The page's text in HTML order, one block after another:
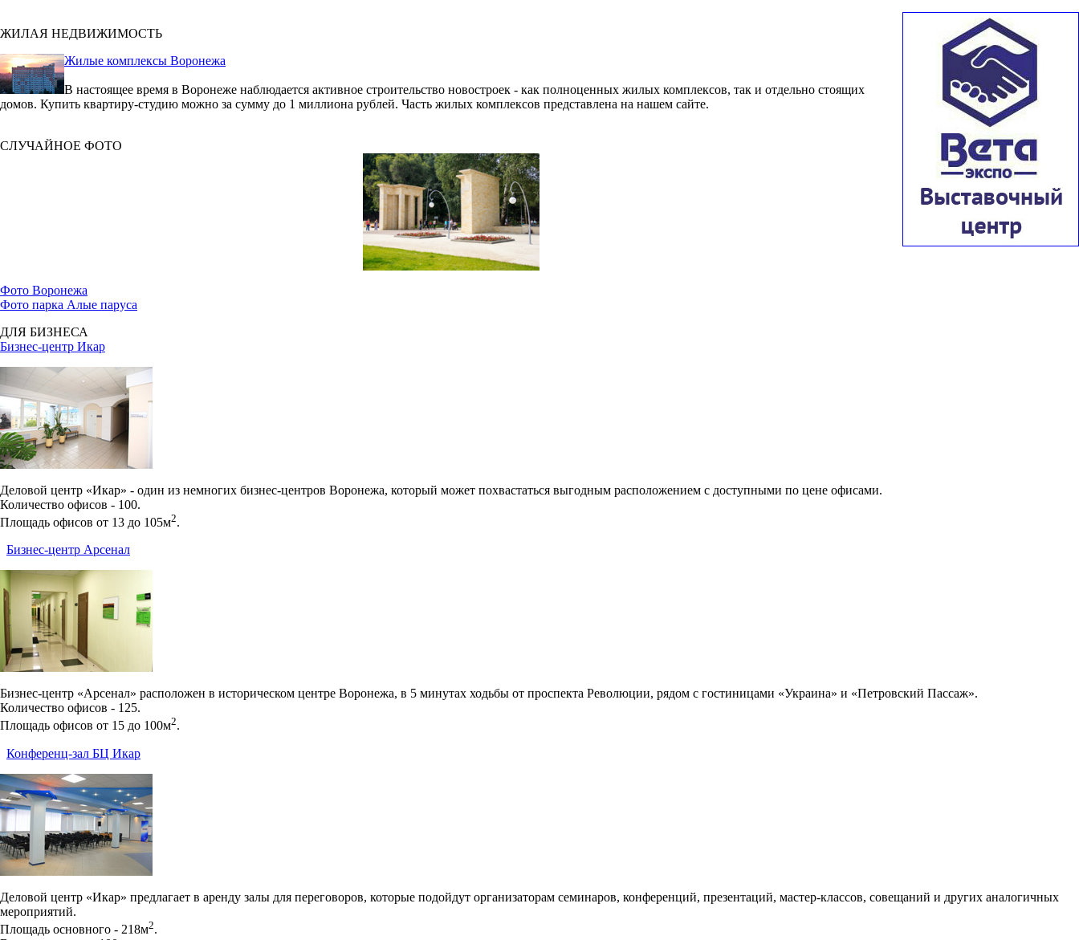
ЖИЛАЯ НЕДВИЖИМОСТЬ
Жилые комплексы Воронежа
В настоящее время в Воронеже наблюдается активное строительство новостроек - как полноценных жилых комплексов, так и отдельно стоящих
домов. Купить квартиру-студию можно за сумму до 1 миллиона рублей. Часть жилых комплексов представлена на нашем сайте.
СЛУЧАЙНОЕ ФОТО
Фото Воронежа
Фото парка Алые паруса
ДЛЯ БИЗНЕСА
Бизнес-центр Икар
Деловой центр «Икар» - один из немногих бизнес-центров Воронежа, который может похвастаться выгодным расположением с доступными по цене офисами.
Количество офисов - 100.
Площадь офисов от 13 до 105м2.
Бизнес-центр Арсенал
Бизнес-центр «Арсенал» расположен в историческом центре Воронежа, в 5 минутах ходьбы от проспекта Революции, рядом с гостиницами «Украина» и «Петровский Пассаж».
Количество офисов - 125.
Площадь офисов от 15 до 100м2.
Конференц-зал БЦ Икар
Деловой центр «Икар» предлагает в аренду залы для переговоров, которые подойдут организаторам семинаров, конференций, презентаций, мастер-классов, совещаний и других аналогичных
мероприятий.
Площадь основного - 218м2.